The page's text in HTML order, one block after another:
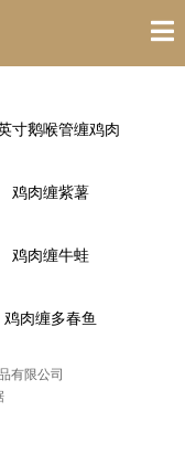
寸鹅喉管缠鸡肉
鸡肉缠紫薯
鸡肉缠牛蛙
鸡肉缠多春鱼
有限公司